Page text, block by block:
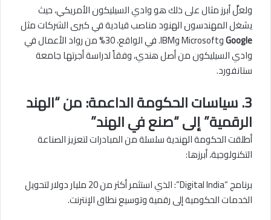
ولعلَّ أبرز مثال على ذلك هو وادي السيليكون الأمريكي، حيث
يشغل المهندسون الهنود مناصب قيادية في كبرى الشركات مثل
Google
وMicrosoft وIBM. في الواقع، 30% من رواد الأعمال في
وادي السيليكون من أصل هندي، وفقاً لدراسة أجرتها جامعة
ستانفورد.
3. سياسات الحكومة الداعمة: من “الهند
الرقمية” إلى “صنع في الهند”
أطلقت الحكومة الهندية سلسلة من المبادرات لتعزيز الصناعة
التكنولوجية، أبرزها:
برنامج “Digital India”: الذي استثمر أكثر من 20 مليار دولار لتحويل
الخدمات الحكومية إلى رقمية وتوسيع نطاق الإنترنت.